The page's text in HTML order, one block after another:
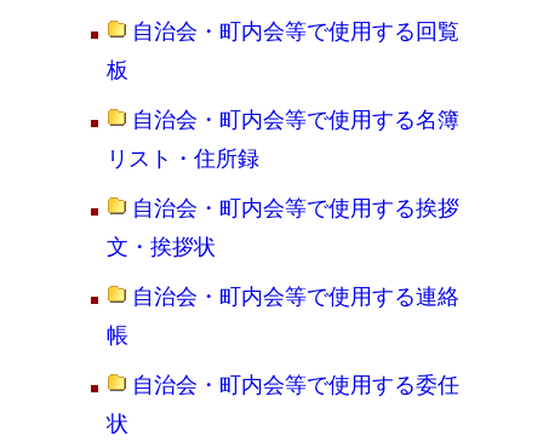
自治会・町内会等で使用する回覧
板
自治会・町内会等で使用する名簿
リスト・住所録
自治会・町内会等で使用する挨拶
文・挨拶状
自治会・町内会等で使用する連絡
帳
自治会・町内会等で使用する委任
状